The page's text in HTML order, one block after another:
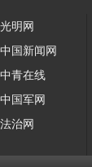
光明网
中国新闻网
中青在线
中国军网
法治网